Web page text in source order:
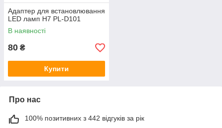
Адаптер для встановлювання
LED ламп Н7 PL-D101
В наявності
80 ₴
Купити
Про нас
100% позитивних з 442 відгуків за рік